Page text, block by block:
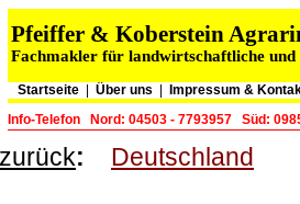
Pfeiffer & Koberstein
Fachmakler für landwirtschaftliche und
Startseite| Über uns
Impressum &
Info-Telefon
Nord: 04503 - 7793957 Süd:
zurück: Deutschland